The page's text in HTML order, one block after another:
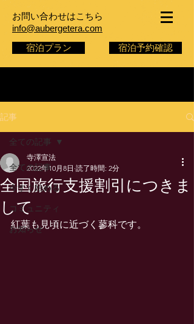
お問い合わせはこちら
info@aubergetera.com
宿泊プラン
宿泊予約確認
記事
全ての記事
今すぐ始める
コミュニティ
お知らせ
全ての記事
全国旅行支援割引につきま
して
寺澤宣法
2022年10月8日 読了時間: 2分
紅葉も見頃に近づく蓼科です。